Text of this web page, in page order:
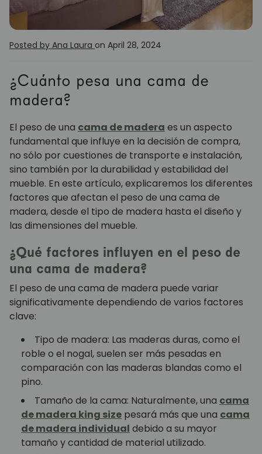
Posted by Ana Laura on April 28, 2024
¿Cuánto pesa una cama de
madera?
El peso de una cama de madera es un aspecto
fundamental que influye en la decisión de compra,
no sólo por cuestiones de transporte e instalación,
sino también por la durabilidad y estabilidad del
mueble. En este artículo, explicaremos los diferentes
factores que afectan el peso de una cama de
madera, desde el tipo de madera hasta el diseño y
las dimensiones del mueble.
¿Qué factores influyen en el peso de
una cama de madera?
El peso de una cama de madera puede variar
significativamente dependiendo de varios factores
clave:
Tipo de madera: Las maderas duras, como el
roble o el nogal, suelen ser más pesadas en
comparación con las maderas blandas como el
pino.
Tamaño de la cama: Naturalmente, una cama
de madera king size pesará más que una cama
de madera individual debido a su mayor
tamaño y cantidad de material utilizado.